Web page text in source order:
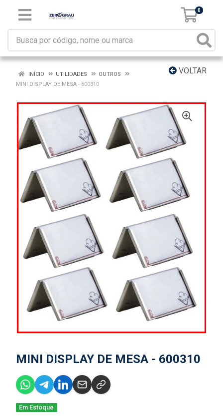
0
VOLTAR
INÍCIO UTILIDADES
OUTROS
MINI DISPLAY DE MESA - 600310
MINI DISPLAY DE MESA - 600310
Em Estoque